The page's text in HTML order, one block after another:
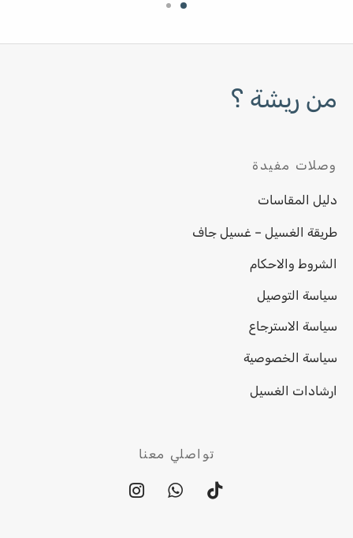
من ريشة ؟
وصلات مفيدة
دليل المقاسات
طريقة الغسيل – غسيل جاف
الشروط والاحكام
سياسة التوصيل
سياسة الاسترجاع
سياسة الخصوصية
ارشادات الغسيل
تواصلي معنا